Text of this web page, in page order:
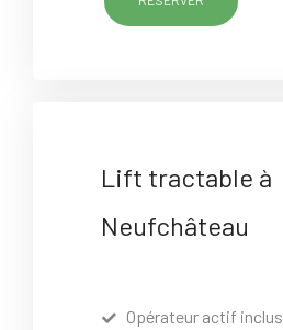
Lift tractable à
Neufchâteau
Opérateur actif inclus